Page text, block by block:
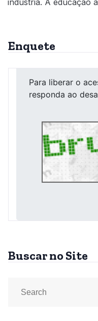
indústria. A educação a
Enquete
Buscar no Site